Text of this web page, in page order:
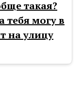
такая?
тебя могу в
на улицу